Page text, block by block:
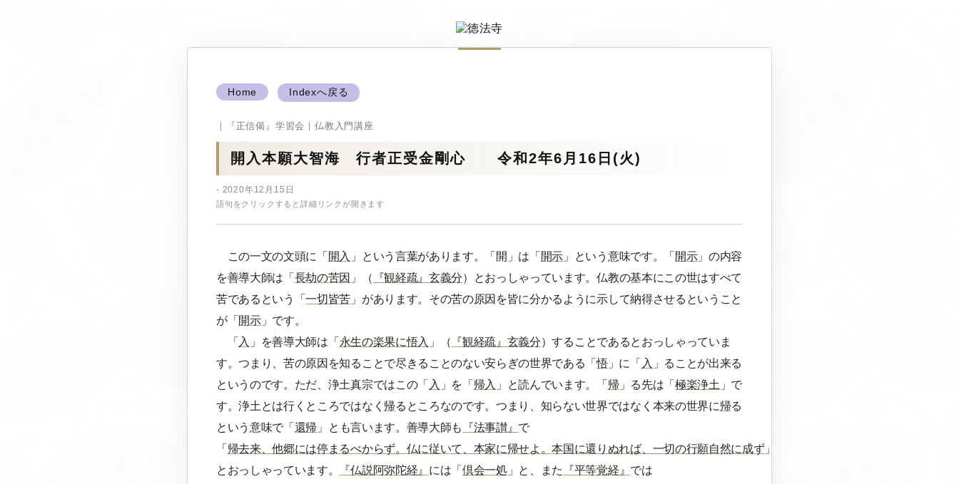
Home Indexへ戻る
｜『正信偈』学習会｜仏教入門講座
開入本願大智海 行者正受金剛心 令和2年6月16日(火)
- 2020年12月15日
語句をクリックすると詳細リンクが開きます
この一文の文頭に「 開入 」という言葉があります。「開」は「 開示 」という意味です。「 開示」の内容
を善導大師は「 長劫の苦因 」（ 『観経疏』玄義分）とおっしゃっています。仏教の基本にこの世はすべて
苦であるという「一切皆苦 」があります。その苦の原因を皆に分かるように示して納得させるということ
が「 開示」です。
「 入 」を善導大師は「 永生の楽果に悟入 」（ 『観経疏』玄義分）することであるとおっしゃっていま
す。つまり、苦の原因を知ることで尽きることのない安らぎの世界である「悟」に「 入 」ることが出来る
というのです。ただ、浄土真宗ではこの「 入 」を「 帰入 」と読んでいます。「 帰 」る先は「 極楽浄土 」で
す。浄土とは行くところではなく 帰るところなのです。つまり、知らない世界ではなく本来の世界に帰る
という意味で「 還帰 」とも言います。善導大師も 『法事讃』 で
「 帰去来、他郷には停まるべからず。仏に従いて、本家に帰せよ。本国に還りぬれば、一切の行願自然に成ず」
とおっしゃっています。
『仏説阿弥陀経』 には「 倶会一処」と、また 『平等覚経』 では